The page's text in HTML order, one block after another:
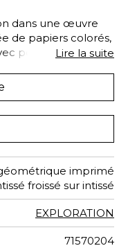
dans une œuvre
de papiers colorés,
poésie. Reproduit
l’esprit de la
lés et
dans une gamme de
à l’ocre toute une
Lire la suite
imprimé
froissé sur intissé
EXPLORATION
71570204